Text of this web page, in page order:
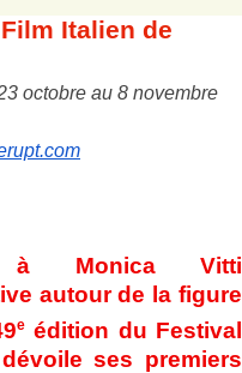
Italien de
3 octobre au 8 novembre
à Monica Vitti
autour de la figure
e édition du Festival
ses premiers